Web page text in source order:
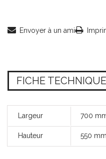
Envoyer à un ami
FICHE TECHNIQUE
Largeur 700
Hauteur 550 mm